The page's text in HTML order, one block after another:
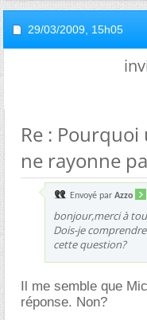
29/03/2009, 15h05
Re :
ne rayonne
Envoyé par Azzo
bonjour,merci à
Dois-je
cette question?
Il me semble que
réponse. Non?